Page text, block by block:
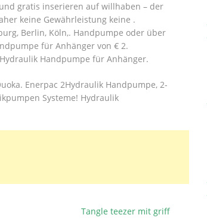
gratis inserieren auf willhaben – der
keine Gewährleistung keine .
Berlin, Köln,. Handpumpe oder über
für Anhänger von € 2.
Handpumpe für Anhänger.
Enerpac 2Hydraulik Handpumpe, 2-
Systeme! Hydraulik
Tangle teezer mit griff